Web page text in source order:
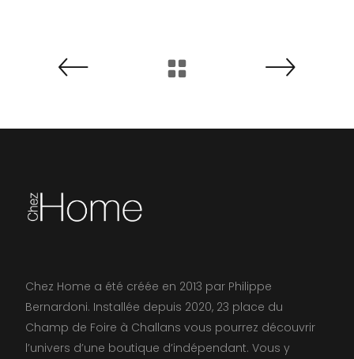
Chez Home a été créée en 2013 par Philippe
Bernardoni. Installée depuis 2020, 23 place du
Champ de Foire à Challans vous pourrez découvrir
l’univers d’une boutique d’indépendant. Vous y